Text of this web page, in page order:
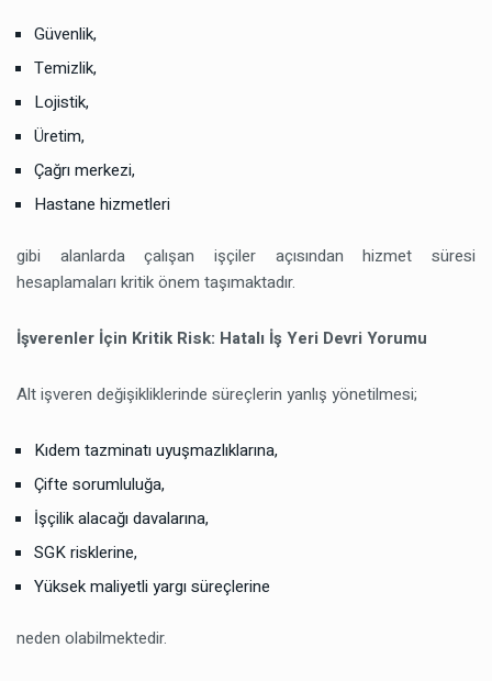
Güvenlik,
Temizlik,
Lojistik,
Üretim,
Çağrı merkezi,
Hastane hizmetleri
gibi alanlarda çalışan işçiler açısından hizmet süresi
hesaplamaları kritik önem taşımaktadır.
İşverenler İçin Kritik Risk: Hatalı İş Yeri Devri Yorumu
Alt işveren değişikliklerinde süreçlerin yanlış yönetilmesi;
Kıdem tazminatı uyuşmazlıklarına,
Çifte sorumluluğa,
İşçilik alacağı davalarına,
SGK risklerine,
Yüksek maliyetli yargı süreçlerine
neden olabilmektedir.